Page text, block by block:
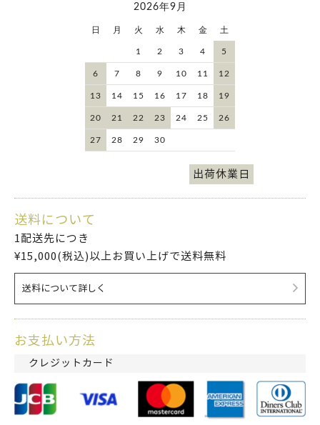
2026年9月
日 月 火 水 木 金 土
1 2 3 4 5
6 7 8 9 10 11 12
13 14 15 16 17 18 19
20 21 22 23 24 25 26
27 28 29 30
出荷休業日
送料について
1配送先につき
¥15,000(税込)以上お買い上げで送料無料
送料について詳しく
お支払い方法
クレジットカード